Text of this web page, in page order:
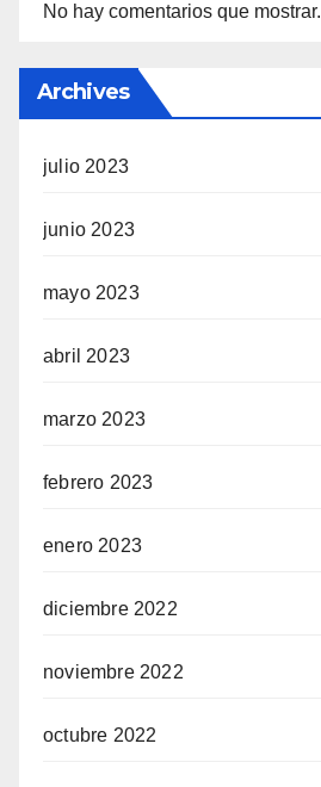
No hay comentarios que mostrar.
Archives
julio 2023
junio 2023
mayo 2023
abril 2023
marzo 2023
febrero 2023
enero 2023
diciembre 2022
noviembre 2022
octubre 2022